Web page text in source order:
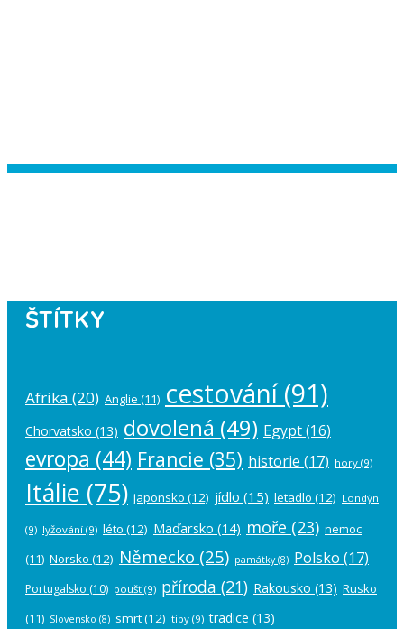
ŠTÍTKY
Afrika (20) Anglie (11) cestování(91)
Chorvatsko (13) dovolená (49) Egypt(16)
evropa (44) Francie (35) historie (17) hory (9)
Itálie (75) japonsko (12) jídlo (15) letadlo (12) Londýn
(9) lyžování (9) léto (12) Maďarsko (14) moře (23) nemoc
(11) Norsko (12) Německo (25) památky(8) Polsko (17)
Portugalsko (10) poušť(9) příroda (21) Rakousko (13) Rusko
(11) Slovensko (8) smrt(12) tipy (9) tradice (13)